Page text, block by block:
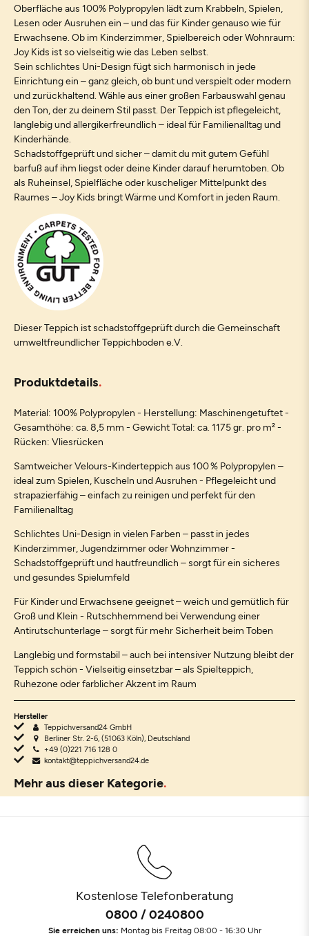
Oberfläche aus 100% Polypropylen lädt zum Krabbeln, Spielen,
Lesen oder Ausruhen ein – und das für Kinder genauso wie für
Erwachsene. Ob im Kinderzimmer, Spielbereich oder Wohnraum:
Joy Kids ist so vielseitig wie das Leben selbst.
Sein schlichtes Uni-Design fügt sich harmonisch in jede
Einrichtung ein – ganz gleich, ob bunt und verspielt oder modern
und zurückhaltend. Wähle aus einer großen Farbauswahl genau
den Ton, der zu deinem Stil passt. Der Teppich ist pflegeleicht,
langlebig und allergikerfreundlich – ideal für Familienalltag und
Kinderhände.
Schadstoffgeprüft und sicher – damit du mit gutem Gefühl
barfuß auf ihm liegst oder deine Kinder darauf herumtoben. Ob
als Ruheinsel, Spielfläche oder kuscheliger Mittelpunkt des
Raumes – Joy Kids bringt Wärme und Komfort in jeden Raum.
Dieser Teppich ist schadstoffgeprüft durch die Gemeinschaft
umweltfreundlicher Teppichboden e.V.
Produktdetails
Material: 100% Polypropylen - Herstellung: Maschinengetuftet -
Gesamthöhe: ca. 8,5 mm - Gewicht Total: ca. 1175 gr. pro m² -
Rücken: Vliesrücken
Samtweicher Velours-Kinderteppich aus 100 % Polypropylen –
ideal zum Spielen, Kuscheln und Ausruhen - Pflegeleicht und
strapazierfähig – einfach zu reinigen und perfekt für den
Familienalltag
Schlichtes Uni-Design in vielen Farben – passt in jedes
Kinderzimmer, Jugendzimmer oder Wohnzimmer -
Schadstoffgeprüft und hautfreundlich – sorgt für ein sicheres
und gesundes Spielumfeld
Für Kinder und Erwachsene geeignet – weich und gemütlich für
Groß und Klein - Rutschhemmend bei Verwendung einer
Antirutschunterlage – sorgt für mehr Sicherheit beim Toben
Langlebig und formstabil – auch bei intensiver Nutzung bleibt der
Teppich schön - Vielseitig einsetzbar – als Spielteppich,
Ruhezone oder farblicher Akzent im Raum
Hersteller
Teppichversand24 GmbH
Berliner Str. 2-6, (51063 Köln), Deutschland
+49 (0)221 716 128 0
kontakt@teppichversand24.de
Mehr aus dieser Kategorie
Kostenlose Telefonberatung
0800 / 0240800
Sie erreichen uns: Montag bis Freitag 08:00 - 16:30 Uhr